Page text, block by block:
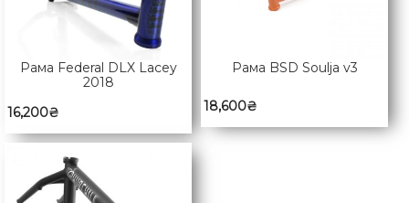
Рама Federal DLX Lacey
2018
16,200₴
Рама BSD Soulja v3
18,600₴